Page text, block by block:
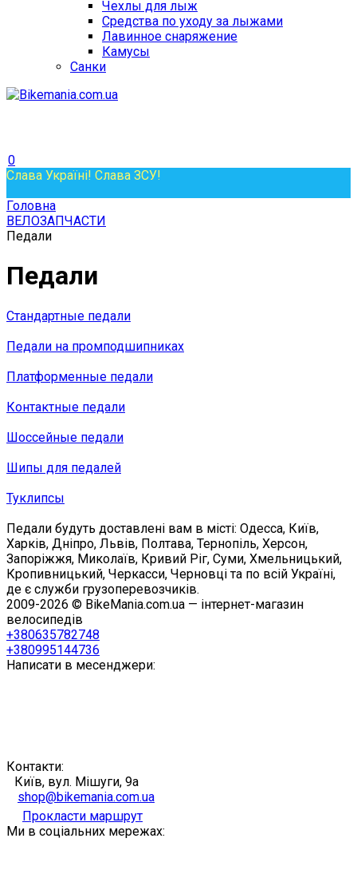
Чехлы для лыж
Средства по уходу за лыжами
Лавинное снаряжение
Камусы
Санки
0
Слава Україні! Слава ЗСУ!
Головна
ВЕЛОЗАПЧАСТИ
Педали
Педали
Стандартные педали
Педали на промподшипниках
Платформенные педали
Контактные педали
Шоссейные педали
Шипы для педалей
Туклипсы
Педали будуть доставлені вам в місті: Одесса, Київ,
Харків, Дніпро, Львів, Полтава, Тернопіль, Херсон,
Запоріжжя, Миколаїв, Кривий Ріг, Суми, Хмельницький,
Кропивницький, Черкасси, Черновці та по всій Україні,
де є служби грузоперевозчиків.
2009-2026 © BikeMania.com.ua — інтернет-магазин
велосипедів
+380635782748
+380995144736
Написати в месенджери:
Контакти:
Київ, вул. Мішуги, 9а
shop@bikemania.com.ua
Прокласти маршрут
Ми в соціальних мережах: